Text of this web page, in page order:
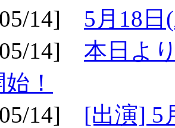
14] 5月18
14] 本日よ
！
14] [出演] 5